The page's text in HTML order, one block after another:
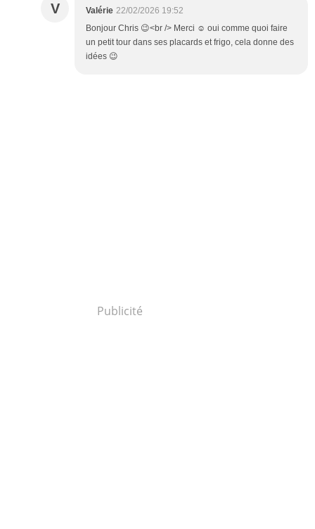
V Valérie 22/02/2026 19:52
Bonjour Chris 😉<br /> Merci ☺️ oui comme quoi faire
un petit tour dans ses placards et frigo, cela donne des
idées 😉
Publicité